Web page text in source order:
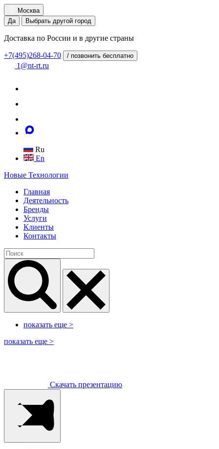
Москва
Да
Выбрать другой город
Доставка по России и в другие страны
+7(495)268-04-70 / позвонить бесплатно
1@nt-rt.ru
Ru
En
Новые Технологии
Главная
Деятельность
Бренды
Услуги
Клиенты
Контакты
показать еще >
показать еще >
Скачать презентацию